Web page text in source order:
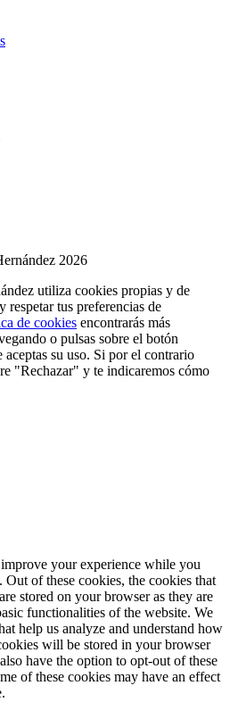
2026
utiliza cookies propias y de
respetar tus preferencias de
de cookies encontrarás más
o pulsas sobre el botón
su uso. Si por el contrario
"Rechazar" y te indicaremos cómo
your experience while you
of these cookies, the cookies that
stored on your browser as they are
functionalities of the website. We
help us analyze and understand how
will be stored in your browser
have the option to opt-out of these
of these cookies may have an effect